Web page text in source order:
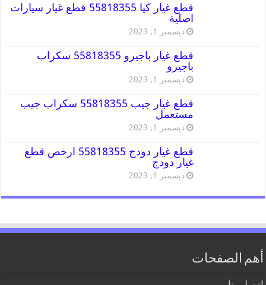
قطع غيار كيا 55818355 قطع غيار سيارات
اصلية
ديسمبر 1, 2023
قطع غيار باجيرو 55818355 سكراب
باجيرو
ديسمبر 1, 2023
قطع غيار جيب 55818355 سكراب جيب
مستعمل
ديسمبر 1, 2023
قطع غيار دودج 55818355 ارخص قطع
غيار دودج
ديسمبر 1, 2023
أهم الصفحات